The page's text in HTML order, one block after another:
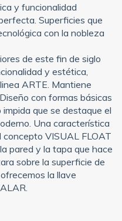
y funcionalidad
Superficies que
con la nobleza
de este fin de siglo
y estética,
ARTE. Mantiene
con formas básicas
que se destaque el
Una característica
concepto VISUAL FLOAT
pared y la tapa que hace
sobre la superficie de
la llave